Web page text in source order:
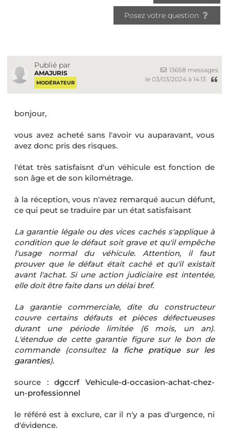
Posez votre question
Publié par
AMAJURIS
MODÉRATEUR
13658 messages
le 03/03/2024 à 14:13
bonjour,
vous avez acheté sans l'avoir vu auparavant, vous
avez donc pris des risques.
l'état très satisfaisnt d'un véhicule est fonction de
son âge et de son kilométrage.
à la réception, vous n'avez remarqué aucun défunt,
ce qui peut se traduire par un état satisfaisant
La garantie légale ou des vices cachés s'applique à
condition que le défaut soit grave et qu'il empêche
l'usage normal du véhicule. Attention, il faut
prouver que le défaut était caché et qu'il existait
avant l'achat. Si une action judiciaire est intentée,
elle doit être faite dans un délai bref.
La garantie commerciale, dite du constructeur
couvre certains défauts et pièces défectueuses
durant une période limitée (6 mois, un an).
L'étendue de cette garantie figure sur le bon de
commande (consultez la fiche pratique sur les
garanties).
source :dgccrf Vehicule-d-occasion-achat-chez-
un-professionnel
le référé est à exclure, car il n'y a pas d'urgence, ni
d'évidence.